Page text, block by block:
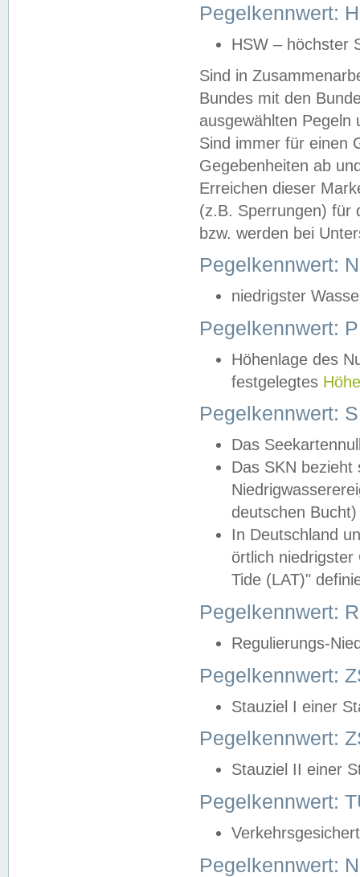
Pegelkennwert:
HSW – höchster
Sind in
Bundes mit den
ausgewählten
Sind immer für einen
Gegebenheiten ab
Erreichen dieser
(z.B. Sperrungen) für
bzw. werden bei
Pegelkennwert:
niedrigster
Pegelkennwert:
Höhenlage des
festgelegtes
Pegelkennwert:
Das
Das SKN
deutschen
In Deutschland
örtlich
Tide (LAT)"
Pegelkennwert:
Regulierungs-
Pegelkennwert:
Stauziel I einer
Pegelkennwert:
Stauziel II einer
Pegelkennwert:
Pegelkennwert: